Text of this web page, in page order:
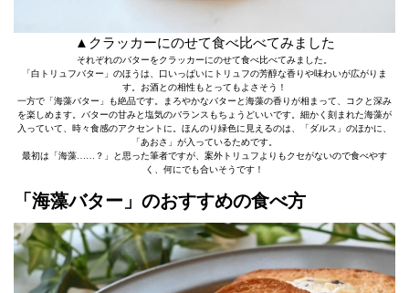
▲クラッカーにのせて食べ比べてみました
それぞれのバターをクラッカーにのせて食べ比べてみました。
「白トリュフバター」のほうは、口いっぱいにトリュフの芳醇な香りや味わいが広がりま
す。お酒との相性もとってもよさそう！
一方で「海藻バター」も絶品です。まろやかなバターと海藻の香りが相まって、コクと深み
を楽しめます。バターの甘みと塩気のバランスもちょうどいいです。細かく刻まれた海藻が
入っていて、時々食感のアクセントに。ほんのり緑色に見えるのは、「ダルス」のほかに、
「あおさ」が入っているためです。
最初は「海藻……？」と思った筆者ですが、案外トリュフよりもクセがないので食べやす
く、何にでも合いそうです！
「海藻バター」のおすすめの食べ方